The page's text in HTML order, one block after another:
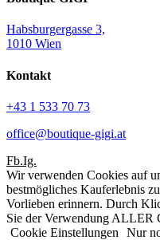
Habsburgergasse 3,
1010 Wien
Kontakt
+43 1 533 70 73
office@boutique-gigi.at
Fb.Ig.
Wir verwenden Cookies auf
bestmögliches Kauferlebnis
Vorlieben erinnern. Durch
Sie der Verwendung ALLER
Cookie Einstellungen
Nur